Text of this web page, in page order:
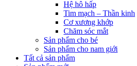
Hệ hô hấp
Tim mạch – Thần kinh
Cơ xương khớp
Chăm sóc mắt
Sản phẩm cho bé
Sản phẩm cho nam giới
Tất cả sản phẩm